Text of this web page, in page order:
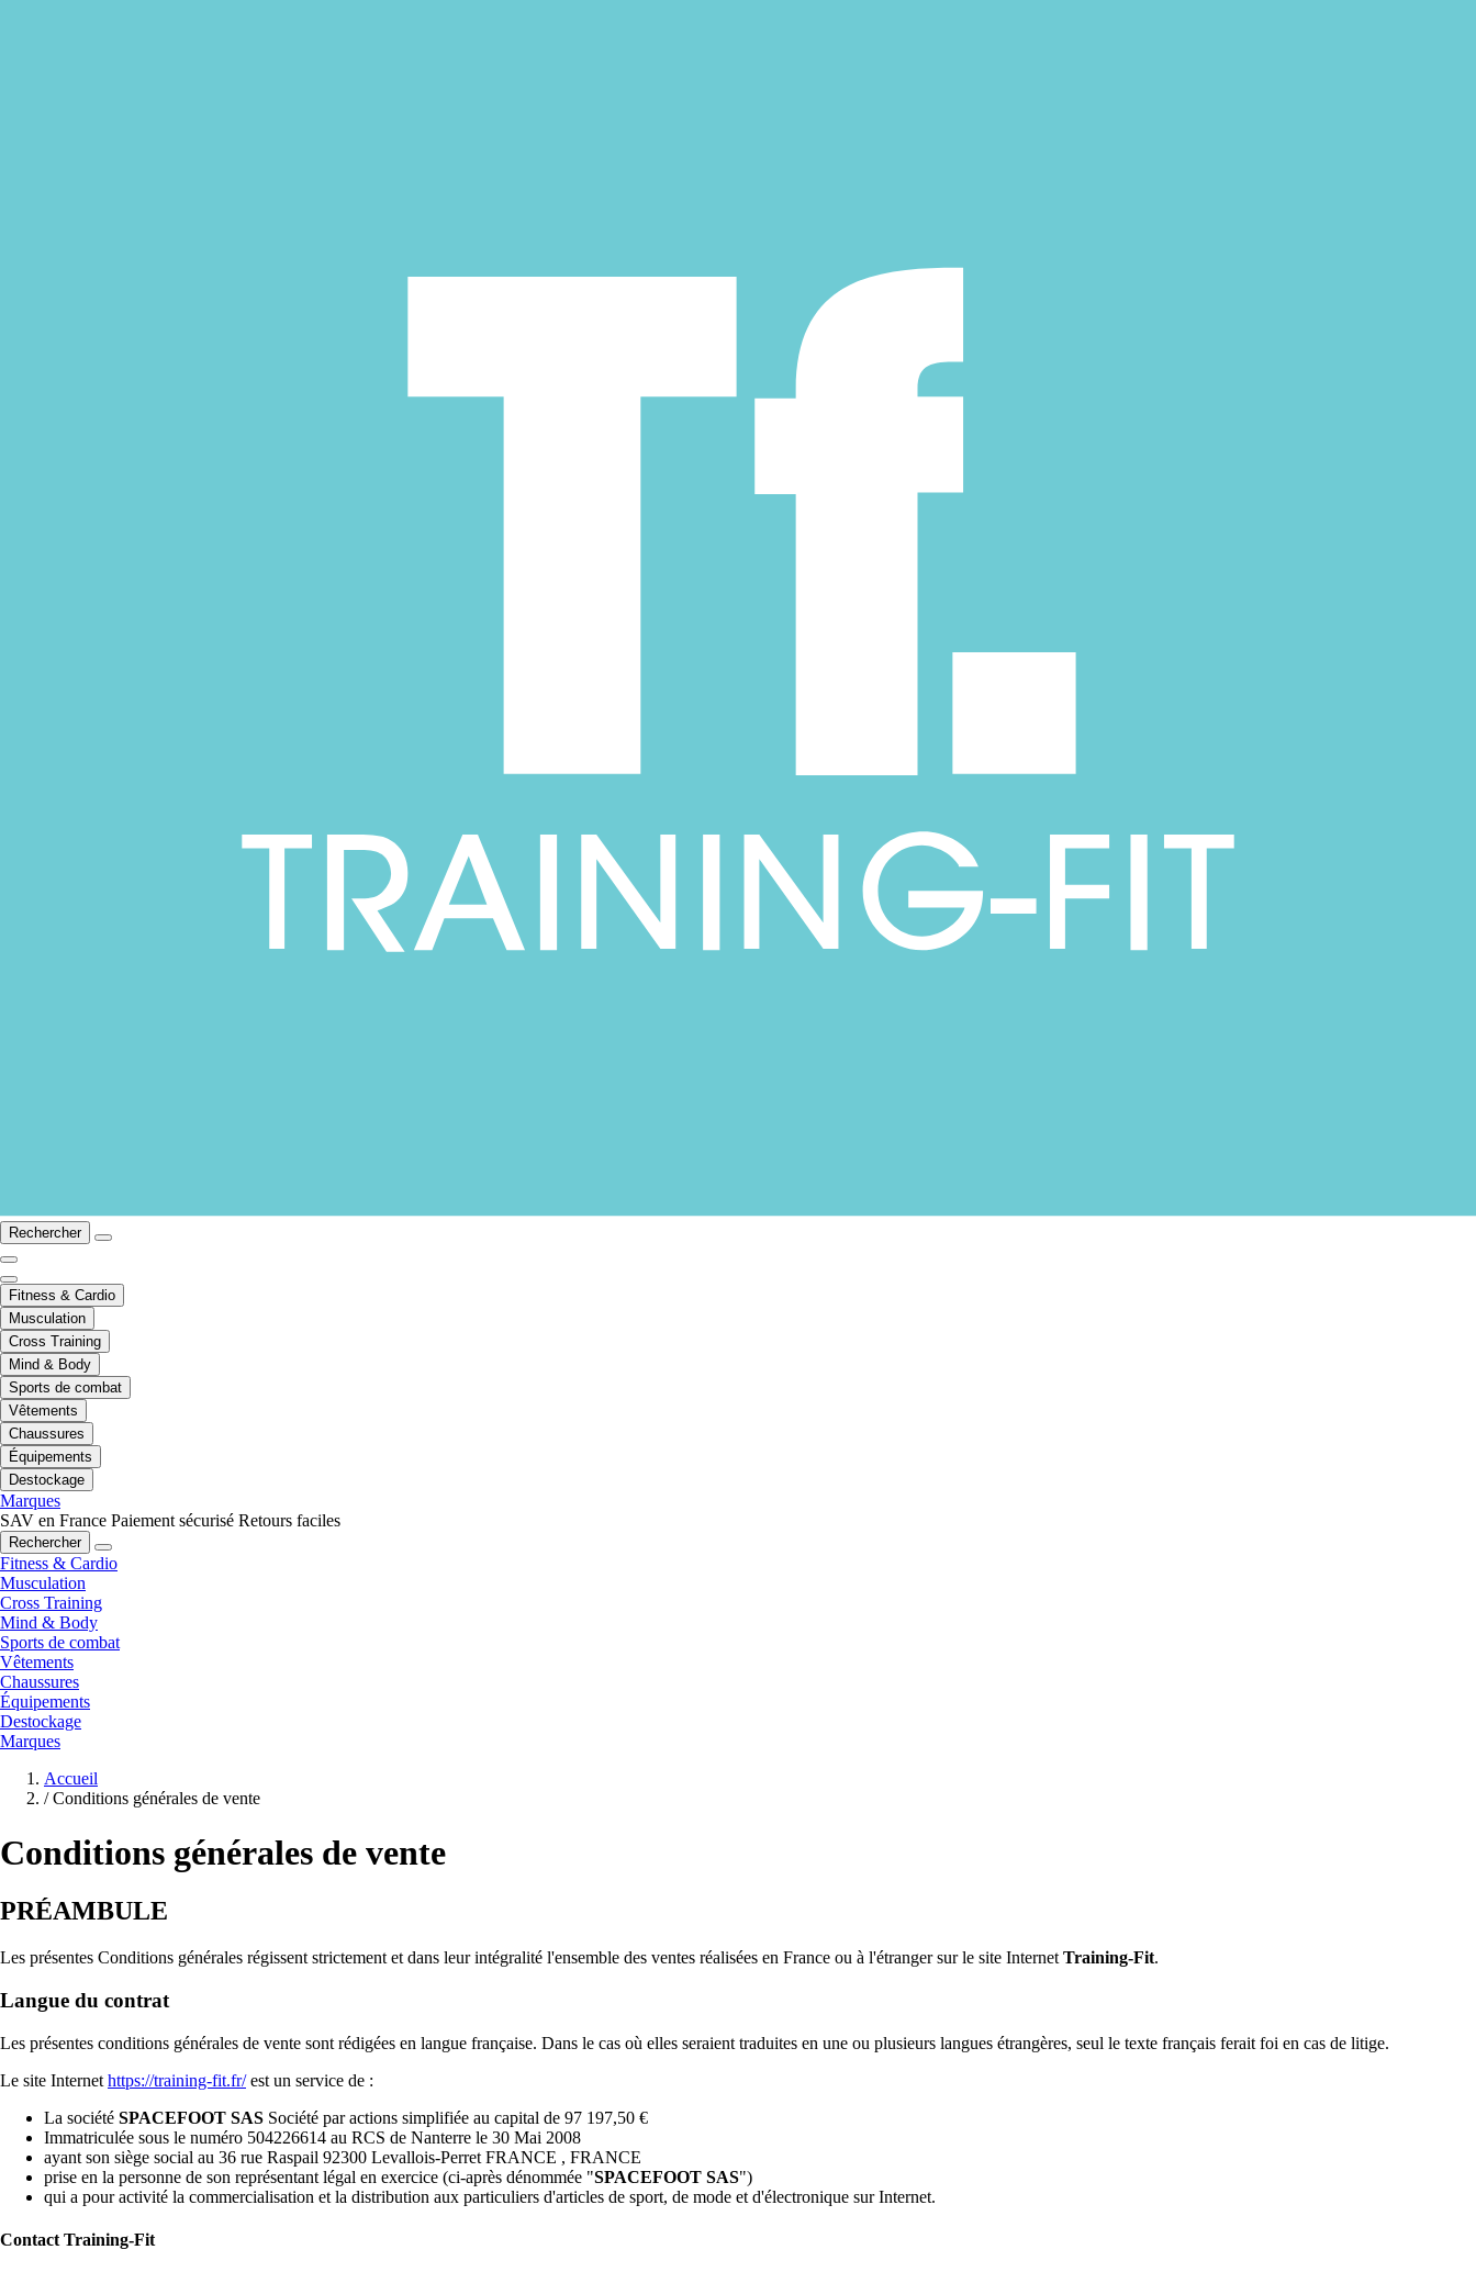
Rechercher
Fitness & Cardio
Musculation
Cross Training
Mind & Body
Sports de combat
Vêtements
Chaussures
Équipements
Destockage
Marques
SAV en France Paiement sécurisé Retours faciles
Rechercher
Fitness & Cardio
Musculation
Cross Training
Mind & Body
Sports de combat
Vêtements
Chaussures
Équipements
Destockage
Marques
Accueil
/ Conditions générales de vente
Conditions générales de vente
PRÉAMBULE
Les présentes Conditions générales régissent strictement et dans leur intégralité l'ensemble des ventes réalisées en France ou à l'étranger sur le site Internet Training-Fit.
Langue du contrat
Les présentes conditions générales de vente sont rédigées en langue française. Dans le cas où elles seraient traduites en une ou plusieurs langues étrangères, seul le texte français ferait foi en cas de litige.
Le site Internet https://training-fit.fr/est un service de :
La société SPACEFOOT SAS Société par actions simplifiée au capital de 97 197,50 €
Immatriculée sous le numéro 504226614 au RCS de Nanterre le 30 Mai 2008
ayant son siège social au 36 rue Raspail 92300 Levallois-Perret FRANCE , FRANCE
prise en la personne de son représentant légal en exercice (ci-après dénommée "SPACEFOOT SAS")
qui a pour activité la commercialisation et la distribution aux particuliers d'articles de sport, de mode et d'électronique sur Internet.
Contact Training-Fit